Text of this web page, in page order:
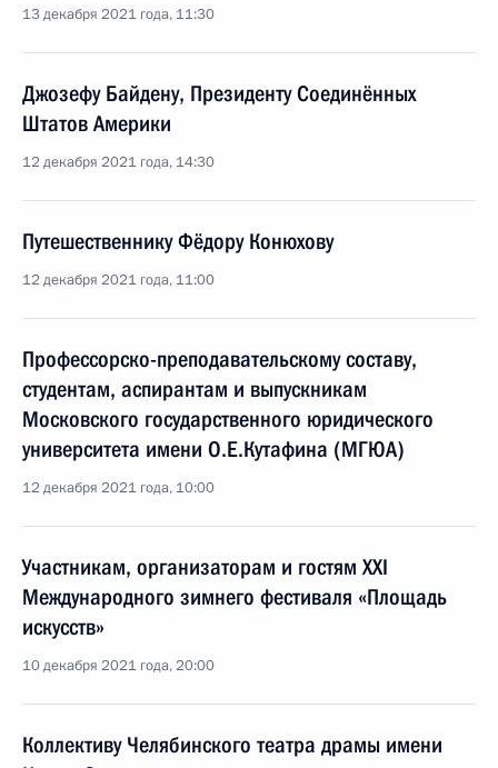
13 декабря 2021 года, 11:30
Джозефу Байдену, Президенту Соединённых
Штатов Америки
12 декабря 2021 года, 14:30
Путешественнику Фёдору Конюхову
12 декабря 2021 года, 11:00
Профессорско-преподавательскому составу,
студентам, аспирантам и выпускникам
Московского государственного юридического
университета имени О.Е.Кутафина (МГЮА)
12 декабря 2021 года, 10:00
Участникам, организаторам и гостям XXI
Международного зимнего фестиваля «Площадь
искусств»
10 декабря 2021 года, 20:00
Коллективу Челябинского театра драмы имени